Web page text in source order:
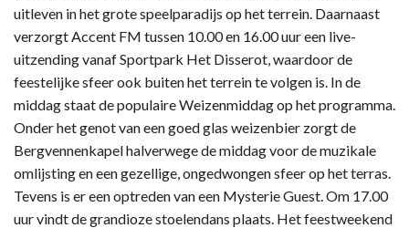
uitleven in het grote speelparadijs op het terrein. Daarnaast
verzorgt Accent FM tussen 10.00 en 16.00 uur een live-
uitzending vanaf Sportpark Het Disserot, waardoor de
feestelijke sfeer ook buiten het terrein te volgen is. In de
middag staat de populaire Weizenmiddag op het programma.
Onder het genot van een goed glas weizenbier zorgt de
Bergvennenkapel halverwege de middag voor de muzikale
omlijsting en een gezellige, ongedwongen sfeer op het terras.
Tevens is er een optreden van een Mysterie Guest. Om 17.00
uur vindt de grandioze stoelendans plaats. Het feestweekend